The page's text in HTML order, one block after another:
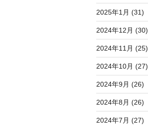
2025年1月 (31)
2024年12月 (30)
2024年11月 (25)
2024年10月 (27)
2024年9月 (26)
2024年8月 (26)
2024年7月 (27)